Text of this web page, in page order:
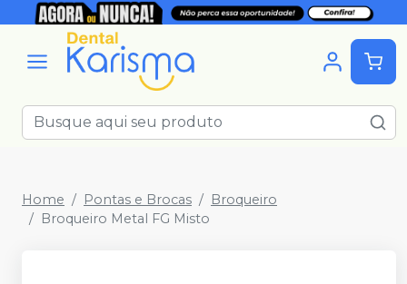
Home Pontas e Brocas
Broqueiro
Broqueiro Metal FG Misto